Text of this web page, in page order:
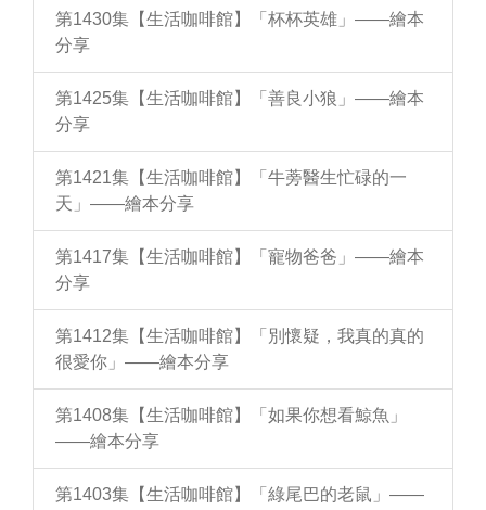
第1430集【生活咖啡館】「杯杯英雄」——繪本
分享
第1425集【生活咖啡館】「善良小狼」——繪本
分享
第1421集【生活咖啡館】「牛蒡醫生忙碌的一
天」——繪本分享
第1417集【生活咖啡館】「寵物爸爸」——繪本
分享
第1412集【生活咖啡館】「別懷疑，我真的真的
很愛你」——繪本分享
第1408集【生活咖啡館】「如果你想看鯨魚」
——繪本分享
第1403集【生活咖啡館】「綠尾巴的老鼠」——